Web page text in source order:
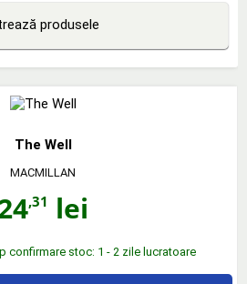
produsele
The Well
MACMILLAN
,31 lei
confirmare stoc: 1 - 2 zile lucratoare